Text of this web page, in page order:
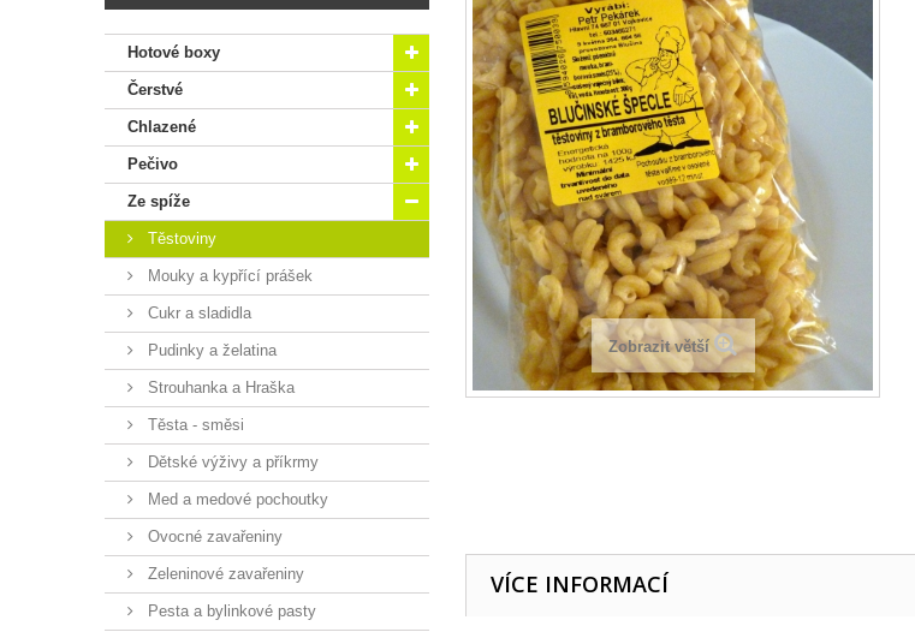
Hotové boxy
Čerstvé
Chlazené
Pečivo
Ze spíže
Těstoviny
Mouky a kypřící prášek
Cukr a sladidla
Pudinky a želatina
Strouhanka a Hraška
Těsta - směsi
Dětské výživy a příkrmy
Med a medové pochoutky
Ovocné zavařeniny
Zeleninové zavařeniny
Pesta a bylinkové pasty
Zobrazit větší
VÍCE INFORMACÍ